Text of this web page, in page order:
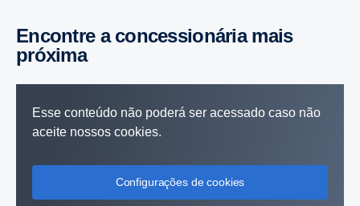
Encontre a concessionária mais
próxima
Esse conteúdo não poderá ser acessado caso não
aceite nossos cookies.
Configurações de cookies